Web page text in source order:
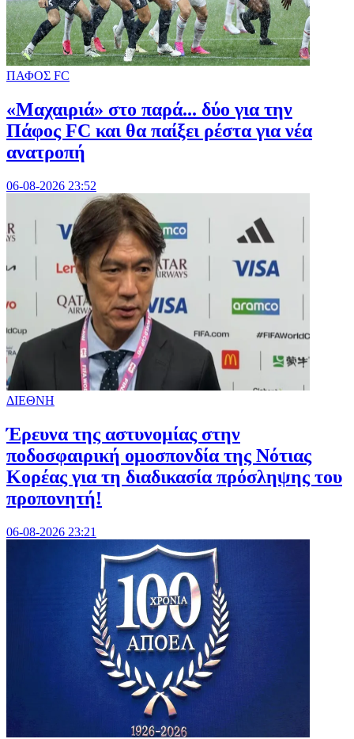
ΠΑΦΟΣ FC
«Μαχαιριά» στο παρά... δύο για την
Πάφος FC και θα παίξει ρέστα για νέα
ανατροπή
06-08-2026 23:52
ΔΙΕΘΝΗ
Έρευνα της αστυνομίας στην
ποδοσφαιρική ομοσπονδία της Νότιας
Κορέας για τη διαδικασία πρόσληψης του
προπονητή!
06-08-2026 23:21